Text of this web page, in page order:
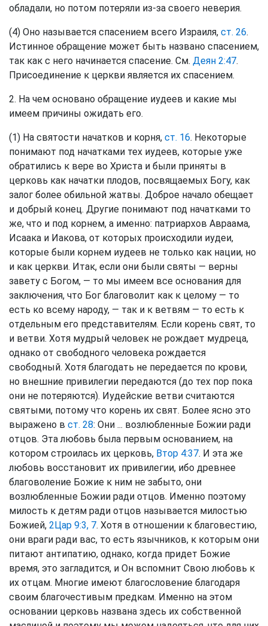
обладали, но потом потеряли из-за своего неверия.
(4) Оно называется спасением всего Израиля, ст. 26.
Истинное обращение может быть названо спасением,
так как с него начинается спасение. См. Деян 2:47.
Присоединение к церкви является их спасением.
2. На чем основано обращение иудеев и какие мы
имеем причины ожидать его.
(1) На святости начатков и корня, ст. 16. Некоторые
понимают под начатками тех иудеев, которые уже
обратились к вере во Христа и были приняты в
церковь как начатки плодов, посвящаемых Богу, как
залог более обильной жатвы. Доброе начало обещает
и добрый конец. Другие понимают под начатками то
же, что и под корнем, а именно: патриархов Авраама,
Исаака и Иакова, от которых происходили иудеи,
которые были корнем иудеев не только как нации, но
и как церкви. Итак, если они были святы — верны
завету с Богом, — то мы имеем все основания для
заключения, что Бог благоволит как к целому — то
есть ко всему народу, — так и к ветвям — то есть к
отдельным его представителям. Если корень свят, то
и ветви. Хотя мудрый человек не рождает мудреца,
однако от свободного человека рождается
свободный. Хотя благодать не передается по крови,
но внешние привилегии передаются (до тех пор пока
они не потеряются). Иудейские ветви считаются
святыми, потому что корень их свят. Более ясно это
выражено в ст. 28: Они ... возлюбленные Божии ради
отцов. Эта любовь была первым основанием, на
котором строилась их церковь, Втор 4:37. И эта же
любовь восстановит их привилегии, ибо древнее
благоволение Божие к ним не забыто, они
возлюбленные Божии ради отцов. Именно поэтому
милость к детям ради отцов называется милостью
Божией, 2Цар 9:3, 7. Хотя в отношении к благовестию,
они враги ради вас, то есть язычников, к которым они
питают антипатию, однако, когда придет Божие
время, это загладится, и Он вспомнит Свою любовь к
их отцам. Многие имеют благословение благодаря
своим благочестивым предкам. Именно на этом
основании церковь названа здесь их собственной